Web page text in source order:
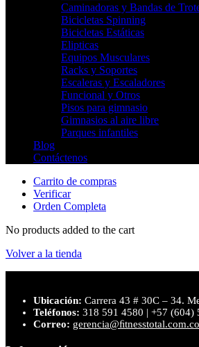
Caminadoras y Bandas de
Bicicletas Spinning
Bicicletas Estáticas
Elipticas
Equipos Musculares
Racks y Soportes
Escaleras y Escaladores
Funcional y Otros
Pisos para gimnasio
Gimnasios al aire libre
Parques infantiles
Blog
Contáctenos
Carrito de compras
Verificar
Orden Completa
No products added to the cart
Volver a la tienda
Ubicación: Carrera 43 # 30C – 34.
Teléfonos: 318 591 4580 | +57 (604)
Correo: gerencia@ﬁtnesstotal.com.co